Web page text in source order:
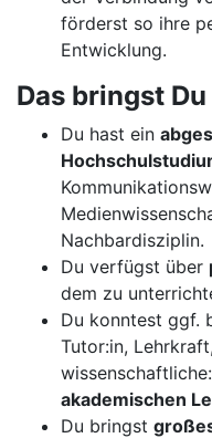
förderst so ihre
Entwicklung.
Das bringst
Du hast ein
Nachbardisziplin.
Du verfügst über
dem zu
Du konntest ggf.
Tutor:in,
akademischen
Du bringst